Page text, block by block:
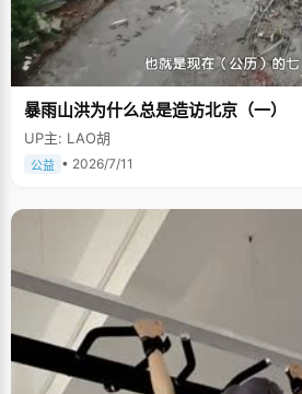
暴雨山洪为什么总是造访北京（一）
UP主: LAO胡
公益 • 2026/7/11